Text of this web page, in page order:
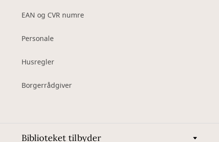
EAN og CVR numre
Personale
Husregler
Borgerrådgiver
Biblioteket tilbyder